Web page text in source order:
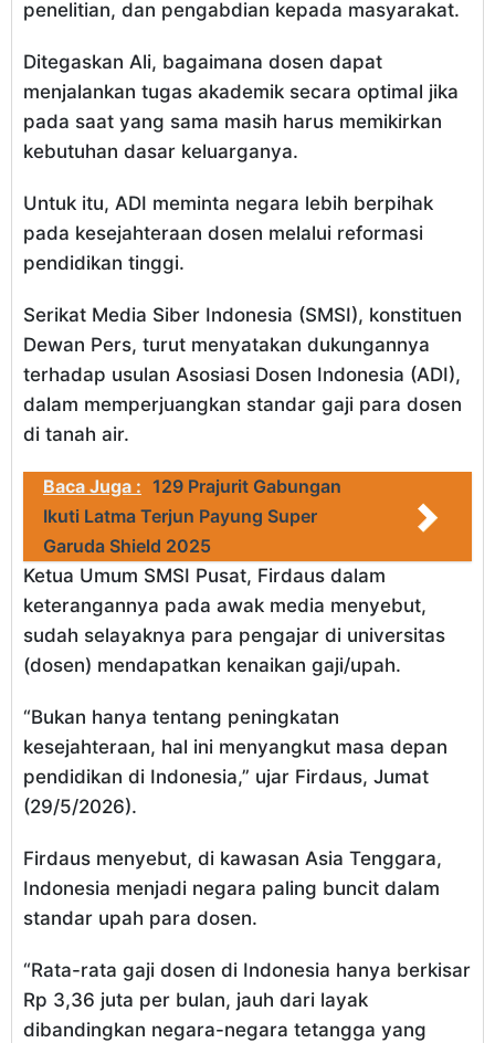
penelitian, dan pengabdian kepada masyarakat.
Ditegaskan Ali, bagaimana dosen dapat
menjalankan tugas akademik secara optimal jika
pada saat yang sama masih harus memikirkan
kebutuhan dasar keluarganya.
Untuk itu, ADI meminta negara lebih berpihak
pada kesejahteraan dosen melalui reformasi
pendidikan tinggi.
Serikat Media Siber Indonesia (SMSI), konstituen
Dewan Pers, turut menyatakan dukungannya
terhadap usulan Asosiasi Dosen Indonesia (ADI),
dalam memperjuangkan standar gaji para dosen
di tanah air.
Baca Juga : 129 Prajurit Gabungan
Ikuti Latma Terjun Payung Super
Garuda Shield 2025
Ketua Umum SMSI Pusat, Firdaus dalam
keterangannya pada awak media menyebut,
sudah selayaknya para pengajar di universitas
(dosen) mendapatkan kenaikan gaji/upah.
“Bukan hanya tentang peningkatan
kesejahteraan, hal ini menyangkut masa depan
pendidikan di Indonesia,” ujar Firdaus, Jumat
(29/5/2026).
Firdaus menyebut, di kawasan Asia Tenggara,
Indonesia menjadi negara paling buncit dalam
standar upah para dosen.
“Rata-rata gaji dosen di Indonesia hanya berkisar
Rp 3,36 juta per bulan, jauh dari layak
dibandingkan negara-negara tetangga yang